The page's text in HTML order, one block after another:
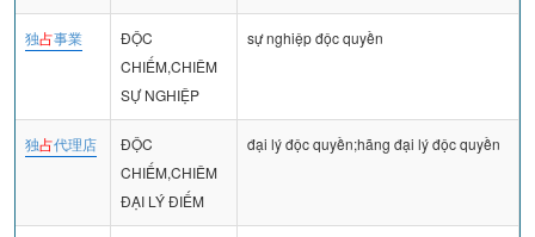
独占事業
ĐỘC
CHIẾM,CHIÊM
SỰ NGHIỆP
sự nghiệp độc quyền
独占代理店
ĐỘC
CHIẾM,CHIÊM
ĐẠI LÝ ĐIẾM
đại lý độc quyền;hãng đại lý độc quyền